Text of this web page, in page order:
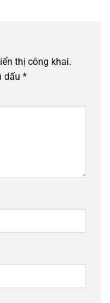
thị công khai.
dấu *